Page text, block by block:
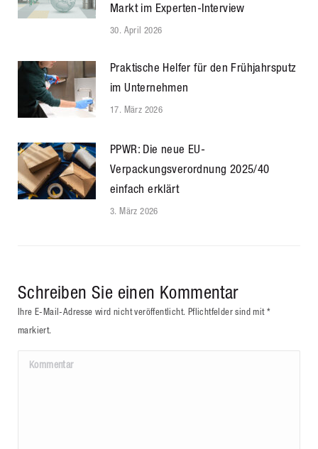
Markt im Experten-Interview
30. April 2026
Praktische Helfer für den Frühjahrsputz
im Unternehmen
17. März 2026
PPWR: Die neue EU-
Verpackungsverordnung 2025/40
einfach erklärt
3. März 2026
Schreiben Sie einen Kommentar
Ihre E-Mail-Adresse wird nicht veröffentlicht. Pflichtfelder sind mit *
markiert.
Kommentar